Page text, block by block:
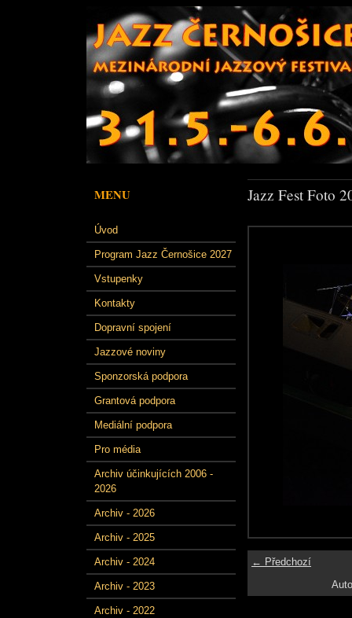
MENU
Úvod
Program Jazz Černošice 2027
Vstupenky
Kontakty
Dopravní spojení
Jazzové noviny
Sponzorská podpora
Grantová podpora
Mediální podpora
Pro média
Archiv účinkujících 2006 -
2026
Archiv - 2026
Archiv - 2025
Archiv - 2024
Archiv - 2023
Archiv - 2022
Jazz Fest Foto
← Předchozí